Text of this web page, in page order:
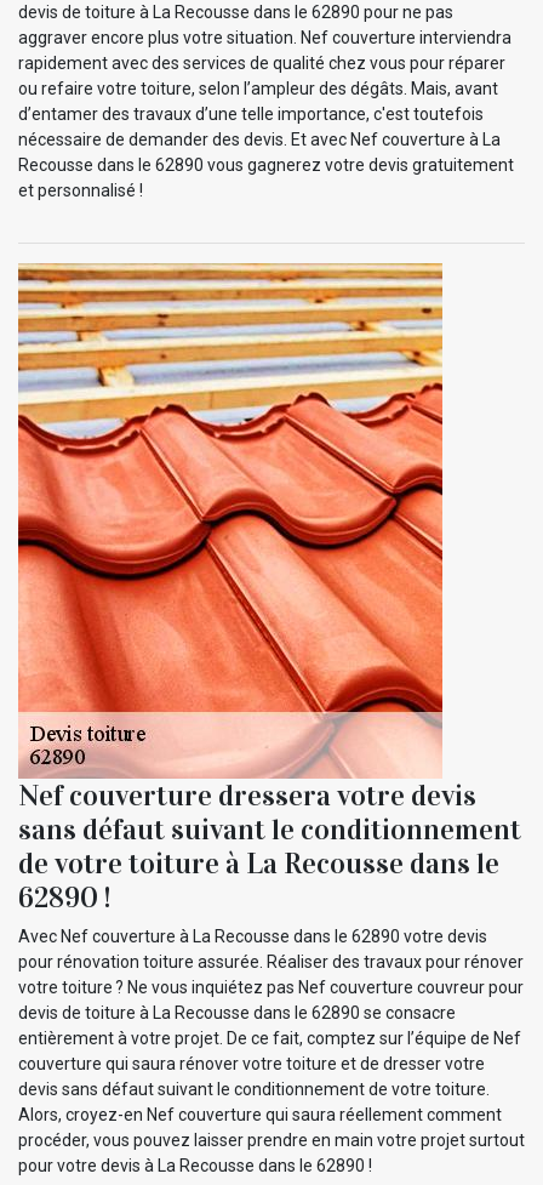
devis de toiture à La Recousse dans le 62890 pour ne pas
aggraver encore plus votre situation. Nef couverture interviendra
rapidement avec des services de qualité chez vous pour réparer
ou refaire votre toiture, selon l’ampleur des dégâts. Mais, avant
d’entamer des travaux d’une telle importance, c'est toutefois
nécessaire de demander des devis. Et avec Nef couverture à La
Recousse dans le 62890 vous gagnerez votre devis gratuitement
et personnalisé !
Nef couverture dressera votre devis
sans défaut suivant le conditionnement
de votre toiture à La Recousse dans le
62890 !
Avec Nef couverture à La Recousse dans le 62890 votre devis
pour rénovation toiture assurée. Réaliser des travaux pour rénover
votre toiture ? Ne vous inquiétez pas Nef couverture couvreur pour
devis de toiture à La Recousse dans le 62890 se consacre
entièrement à votre projet. De ce fait, comptez sur l’équipe de Nef
couverture qui saura rénover votre toiture et de dresser votre
devis sans défaut suivant le conditionnement de votre toiture.
Alors, croyez-en Nef couverture qui saura réellement comment
procéder, vous pouvez laisser prendre en main votre projet surtout
pour votre devis à La Recousse dans le 62890 !